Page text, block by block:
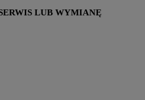
LUB WYMIANĘ